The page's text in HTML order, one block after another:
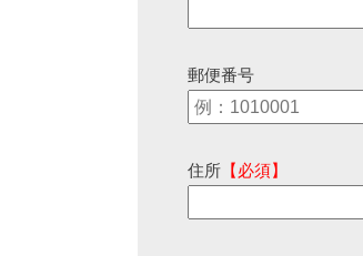
郵便番号
住所 【必須】